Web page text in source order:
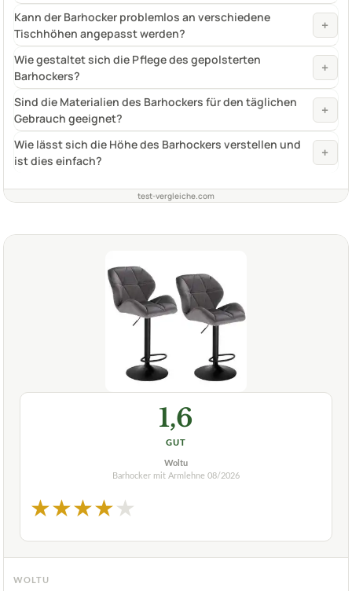
Kann der Barhocker problemlos an verschiedene
Tischhöhen angepasst werden?
+
Wie gestaltet sich die Pflege des gepolsterten
Barhockers?
+
Sind die Materialien des Barhockers für den täglichen
Gebrauch geeignet?
+
Wie lässt sich die Höhe des Barhockers verstellen und
ist dies einfach?
+
test-vergleiche.com
1,6
GUT
Woltu
Barhocker mit Armlehne 08/2026
★★★★★
WOLTU